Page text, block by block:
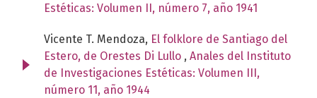
Estéticas: Volumen II, número 7, año 1941
Vicente T. Mendoza, El folklore de Santiago del
Estero, de Orestes Di Lullo , Anales del Instituto
de Investigaciones Estéticas: Volumen III,
número 11, año 1944